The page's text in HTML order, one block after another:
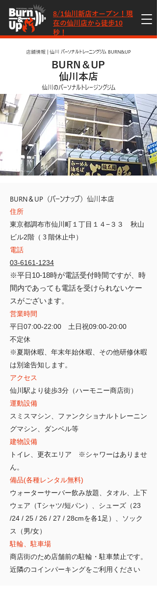
​8/1仙川新店オープン！現
在の仙川店から徒歩10
秒！
店舗情報 | 仙川 パーソナルトレーニングジム BURN&UP
BURN＆UP
仙川本店
仙川のパーソナルトレージングジム
BURN＆UP（バーンナップ）仙川本店
住所
東京都調布市仙川町１丁目１４−３３ 秋山
ビル2階（ ３ 階休止中）
電話
03-6161-1234
​※平日10-18時が電話受付時間ですが、 ​​時
間内であっても電話を受けられないケー
スがございます。
営業時間
平日07:00-22:00 ​ 土日祝09:00-20:00
​不定休
※夏期休暇、年末年始休暇、その他研修休暇
は別途告知します。
アクセス
仙川駅より徒歩3分（ハーモニー商店街）
運動設備
スミスマシン、ファンクショナルトレーニン
グマシン、ダンベル等
建物設備
トイレ、更衣エリア
※シャワーはありませ
ん。
備品(各種レンタル無料)
ウォーターサーバー飲み放題、
タオル、上下
ウェア（Tシャツ/短パン）、 シューズ（23
/24 / 25 / 26 / 27 / 28cmを各1足）、ソック
ス（男/女）
駐輪、駐車場
商店街のため店舗前の駐輪・駐車禁止です。
近隣のコインパーキングをご利用ください